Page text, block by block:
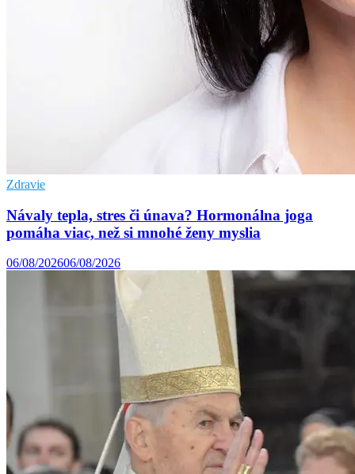
Zdravie
Návaly tepla, stres či únava? Hormonálna joga
pomáha viac, než si mnohé ženy myslia
06/08/202606/08/2026